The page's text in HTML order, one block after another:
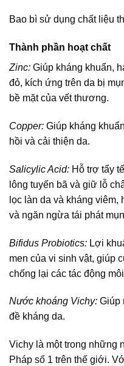
Bao bì sử dụng chất liệu
Thành phần hoạt chất
Zinc: Giúp kháng khuẩn,
đỏ, kích ứng trên da bị
bề mặt của vết thương.
Copper: Giúp kháng
hồi và cải thiện da.
Salicylic Acid: Hỗ trợ tẩy
lông tuyến bã và giữ lỗ
lọc làn da và kháng viêm,
và ngăn ngừa tái phát
Bifidus Probiotics: Lợi
men của vi sinh vật, giúp
chống lại các tác động
Nước khoáng Vichy: Giúp
đề kháng da.
Vichy là một trong những
Pháp số 1 trên thế giới.